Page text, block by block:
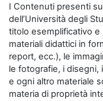
I Contenuti presenti
dell’Università degli
titolo esemplificativo
materiali didattici in
report, ecc.), le
le fotografie, i disegni,
e ogni altro materiale
materia di proprietà